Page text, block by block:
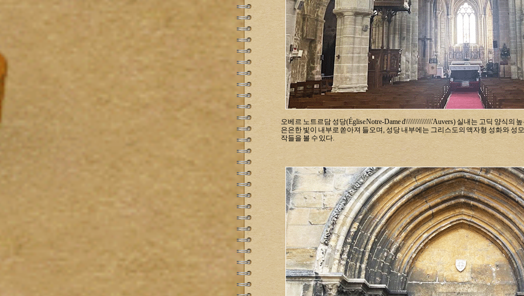
오베르 노트르담 성당(Église Notre-Dame d\\\\\\\\\\\\\\\'Auvers) 실내는 고딕 양식의
은은한 빛이 내부로 쏟아져 들오며, 성당 내부에는 그리스도의 액자형 성화와 성
작들을 볼 수 있다.